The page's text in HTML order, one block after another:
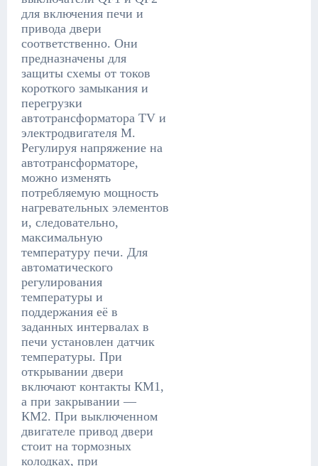
для включения печи и
привода двери
соответственно. Они
предназначены для
защиты схемы от токов
короткого замыкания и
перегрузки
автотрансформатора TV и
электродвигателя М.
Регулируя напряжение на
автотрансформаторе,
можно изменять
потребляемую мощность
нагревательных элементов
и, следовательно,
максимальную
температуру печи. Для
автоматического
регулирования
температуры и
поддержания её в
заданных интервалах в
печи установлен датчик
температуры. При
открывании двери
включают контакты КМ1,
а при закрывании —
КМ2. При выключенном
двигателе привод двери
стоит на тормозных
колодках, при